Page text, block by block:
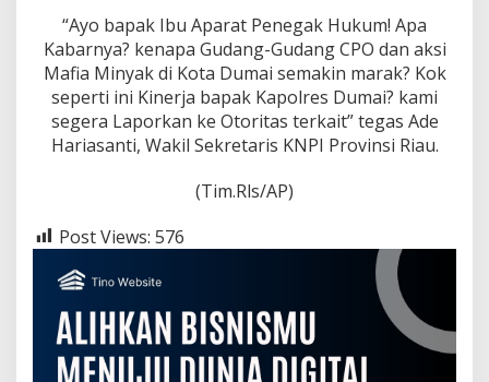
“Ayo bapak Ibu Aparat Penegak Hukum! Apa
Kabarnya? kenapa Gudang-Gudang CPO dan aksi
Mafia Minyak di Kota Dumai semakin marak? Kok
seperti ini Kinerja bapak Kapolres Dumai? kami
segera Laporkan ke Otoritas terkait” tegas Ade
Hariasanti, Wakil Sekretaris KNPI Provinsi Riau.
(Tim.Rls/AP)
Post Views: 576